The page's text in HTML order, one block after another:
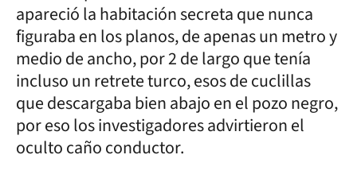
apareció la habitación secreta que nunca
figuraba en los planos, de apenas un metro y
medio de ancho, por 2 de largo que tenía
incluso un retrete turco, esos de cuclillas
que descargaba bien abajo en el pozo negro,
por eso los investigadores advirtieron el
oculto caño conductor.